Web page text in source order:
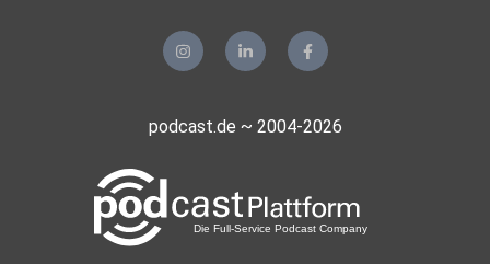
podcast.de ~ 2004-2026